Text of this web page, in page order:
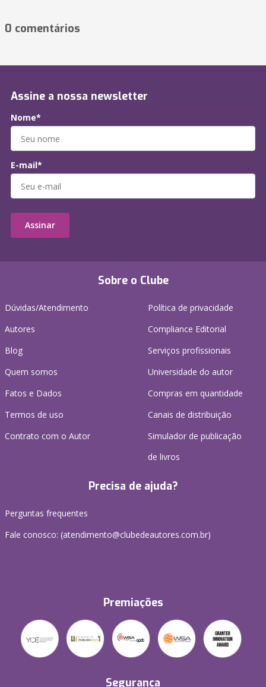
0 comentários
Sobre o Clube
Dúvidas/Atendimento
Autores
Blog
Quem somos
Fatos e Dados
Termos de uso
Contrato com o Autor
Política de privacidade
Compliance Editorial
Serviços profissionais
Universidade do autor
Compras em quantidade
Canais de distribuição
Simulador de publicação
de livros
Precisa de ajuda?
Perguntas frequentes
Fale conosco: (atendimento@clubedeautores.com.br)
Premiações
Segurança
Assine a nossa newsletter
Nome*
E-mail*
Assinar